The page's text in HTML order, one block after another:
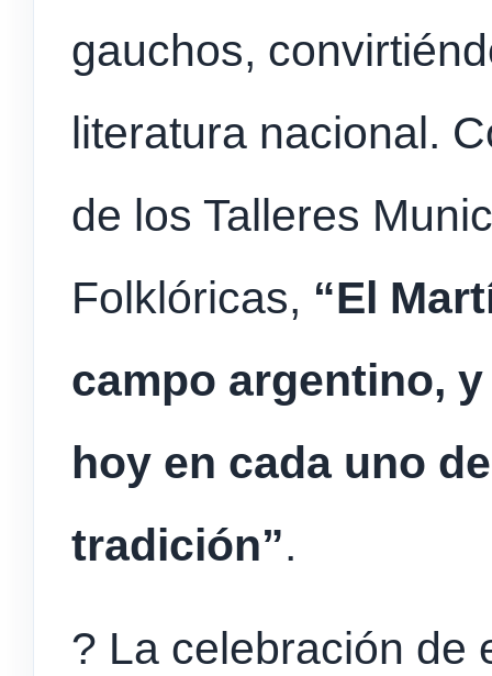
gauchos,
literatura nacional.
de los Talleres
Folklóricas, “El
campo argentino,
hoy en cada uno
tradición”.
? La celebración de